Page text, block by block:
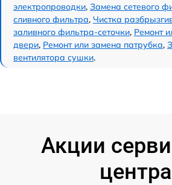
электропроводки, Замена сетевого
сливного фильтра, Чистка
заливного фильтра-сеточки, Ремонт
двери, Ремонт или замена патрубка,
вентилятора сушки.
Акции
центра